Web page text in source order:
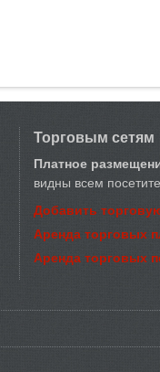
Торговым сетям
Платное
видны всем
Добавить
Аренда торговых
Аренда торговых